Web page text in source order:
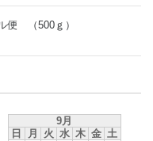
便 （500ｇ）
9月
日
月 火 水 木 金 土